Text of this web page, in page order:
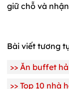
giữ chỗ và
Bài viết tương
>> Ăn buffet
>> Top 10 nhà